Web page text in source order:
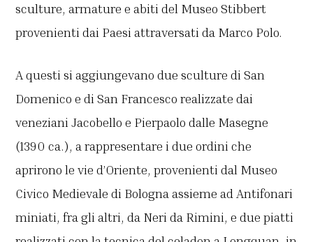
sculture, armature e abiti del Museo Stibbert
provenienti dai Paesi attraversati da Marco Polo.
A questi si aggiungevano due sculture di San
Domenico e di San Francesco realizzate dai
veneziani Jacobello e Pierpaolo dalle Masegne
(1390 ca.), a rappresentare i due ordini che
aprirono le vie d’Oriente, provenienti dal Museo
Civico Medievale di Bologna assieme ad Antifonari
miniati, fra gli altri, da Neri da Rimini, e due piatti